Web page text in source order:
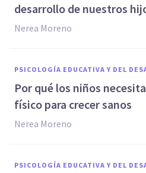
desarrollo de nuestros
Nerea Moreno
PSICOLOGÍA EDUCATIVA Y DEL
Por qué los niños
físico para crecer sanos
Nerea Moreno
PSICOLOGÍA EDUCATIVA Y DEL